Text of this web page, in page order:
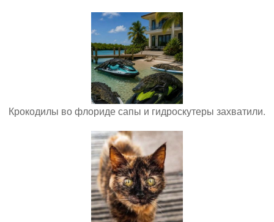
Крокодилы во флориде сапы и гидроскутеры захватили.